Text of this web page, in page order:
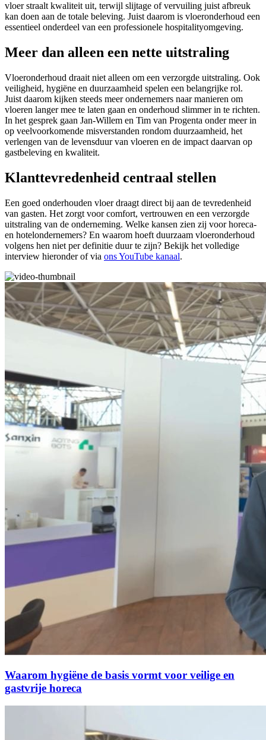
vloer straalt kwaliteit uit, terwijl slijtage of vervuiling juist afbreuk
kan doen aan de totale beleving. Juist daarom is vloeronderhoud een
essentieel onderdeel van een professionele hospitalityomgeving.
Meer dan alleen een nette uitstraling
Vloeronderhoud draait niet alleen om een verzorgde uitstraling. Ook
veiligheid, hygiëne en duurzaamheid spelen een belangrijke rol.
Juist daarom kijken steeds meer ondernemers naar manieren om
vloeren langer mee te laten gaan en onderhoud slimmer in te richten.
In het gesprek gaan Jan-Willem en Tim van Progenta onder meer in
op veelvoorkomende misverstanden rondom duurzaamheid, het
verlengen van de levensduur van vloeren en de impact daarvan op
gastbeleving en kwaliteit.
Klanttevredenheid centraal stellen
Een goed onderhouden vloer draagt direct bij aan de tevredenheid
van gasten. Het zorgt voor comfort, vertrouwen en een verzorgde
uitstraling van de onderneming. Welke kansen zien zij voor horeca-
en hotelondernemers? En waarom hoeft duurzaam vloeronderhoud
volgens hen niet per definitie duur te zijn? Bekijk het volledige
interview hieronder of via ons YouTube kanaal.
Waarom hygiëne de basis vormt voor veilige en
gastvrije horeca